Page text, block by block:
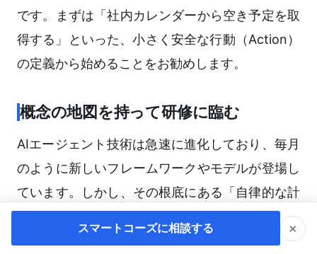
です。まずは「社内カレンダーから空き予定を取
得する」といった、小さく安全な行動（Action）
の定義から始めることをお勧めします。
概念の地図を持って研修に臨む
AIエージェント技術は急速に進化しており、毎月
のように新しいフレームワークやモデルが登場し
ています。しかし、その根底にある「自律的な計
画立案」「試行錯誤のループ」「外部環境への作
スマートコーズに相談する ×